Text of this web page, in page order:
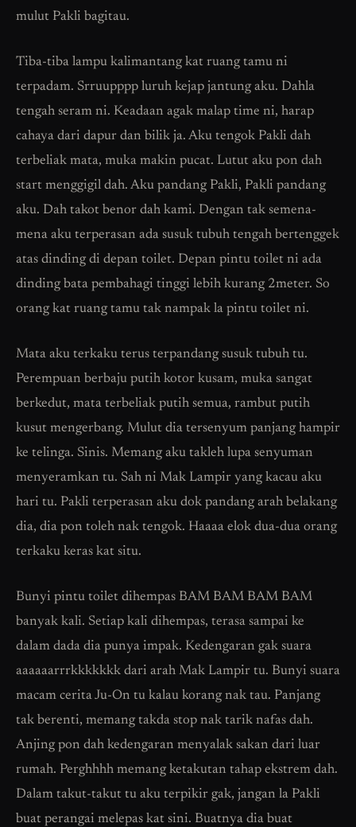
mulut Pakli bagitau.
Tiba-tiba lampu kalimantang kat ruang tamu ni
terpadam. Srruupppp luruh kejap jantung aku. Dahla
tengah seram ni. Keadaan agak malap time ni, harap
cahaya dari dapur dan bilik ja. Aku tengok Pakli dah
terbeliak mata, muka makin pucat. Lutut aku pon dah
start menggigil dah. Aku pandang Pakli, Pakli pandang
aku. Dah takot benor dah kami. Dengan tak semena-
mena aku terperasan ada susuk tubuh tengah bertenggek
atas dinding di depan toilet. Depan pintu toilet ni ada
dinding bata pembahagi tinggi lebih kurang 2meter. So
orang kat ruang tamu tak nampak la pintu toilet ni.
Mata aku terkaku terus terpandang susuk tubuh tu.
Perempuan berbaju putih kotor kusam, muka sangat
berkedut, mata terbeliak putih semua, rambut putih
kusut mengerbang. Mulut dia tersenyum panjang hampir
ke telinga. Sinis. Memang aku takleh lupa senyuman
menyeramkan tu. Sah ni Mak Lampir yang kacau aku
hari tu. Pakli terperasan aku dok pandang arah belakang
dia, dia pon toleh nak tengok. Haaaa elok dua-dua orang
terkaku keras kat situ.
Bunyi pintu toilet dihempas BAM BAM BAM BAM
banyak kali. Setiap kali dihempas, terasa sampai ke
dalam dada dia punya impak. Kedengaran gak suara
aaaaaarrrkkkkkkk dari arah Mak Lampir tu. Bunyi suara
macam cerita Ju-On tu kalau korang nak tau. Panjang
tak berenti, memang takda stop nak tarik nafas dah.
Anjing pon dah kedengaran menyalak sakan dari luar
rumah. Perghhhh memang ketakutan tahap ekstrem dah.
Dalam takut-takut tu aku terpikir gak, jangan la Pakli
buat perangai melepas kat sini. Buatnya dia buat